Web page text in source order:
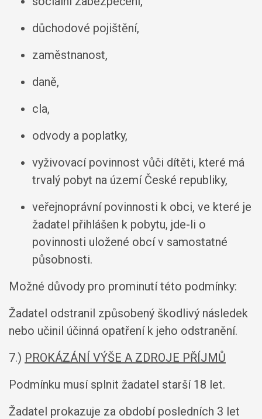
důchodové pojištění,
zaměstnanost,
daně,
cla,
odvody a poplatky,
vyživovací povinnost vůči dítěti, které má
trvalý pobyt na území České republiky,
veřejnoprávní povinnosti k obci, ve které je
žadatel přihlášen k pobytu, jde-li o
povinnosti uložené obcí v samostatné
působnosti.
Možné důvody pro prominutí této podmínky:
Žadatel odstranil způsobený škodlivý následek
nebo učinil účinná opatření k jeho odstranění.
7.) PROKÁZÁNÍ VÝŠE A ZDROJE PŘÍJMŮ
Podmínku musí splnit žadatel starší 18 let.
Žadatel prokazuje za období posledních 3 let